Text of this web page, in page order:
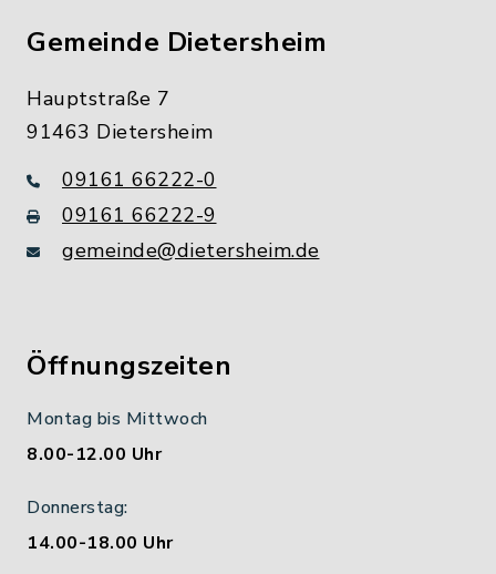
Gemeinde Dietersheim
Hauptstraße 7
91463 Dietersheim
09161 66222-0
09161 66222-9
gemeinde@dietersheim.de
Öffnungszeiten
Montag bis Mittwoch
8.00-12.00 Uhr
Donnerstag:
14.00-18.00 Uhr